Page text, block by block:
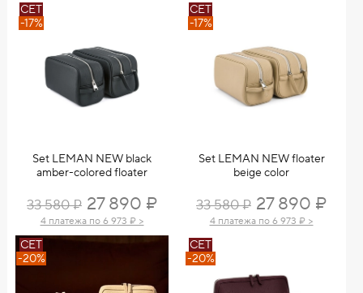
СЕТ
-17%
Set LEMAN NEW black
amber-colored floater
33 580 ₽ 27 890 ₽
4 платежа по 6 973 ₽ >
СЕТ
-17%
Set LEMAN NEW floater
beige color
33 580 ₽ 27 890 ₽
4 платежа по 6 973 ₽ >
СЕТ
-20%
СЕТ
-20%